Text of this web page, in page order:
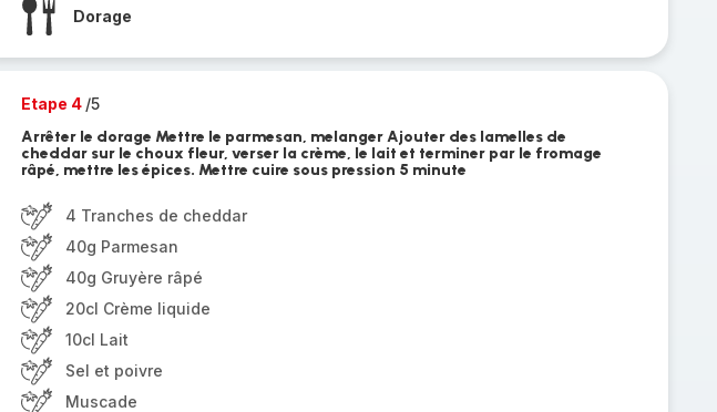
Dorage
Etape 4 /5
Arrêter le dorage Mettre le parmesan, melanger Ajouter des lamelles de
cheddar sur le choux fleur, verser la crème, le lait et terminer par le fromage
râpé, mettre les épices. Mettre cuire sous pression 5 minute
4 Tranches de cheddar
40g Parmesan
40g Gruyère râpé
20cl Crème liquide
10cl Lait
Sel et poivre
Muscade